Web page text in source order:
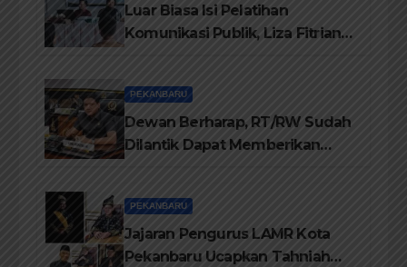
Luar Biasa Isi Pelatihan
Komunikasi Publik, Liza Fitriani
PEKANBARU
Dewan Berharap, RT/RW Sudah
Dilantik Dapat Memberikan
PEKANBARU
Jajaran Pengurus LAMR Kota
Pekanbaru Ucapkan Tahniah